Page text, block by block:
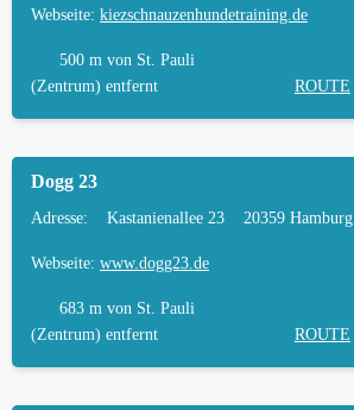
Webseite: kiezschnauzenhundetraining.de
500 m von St. Pauli
(Zentrum) entfernt
ROUTE
Dogg 23
Adresse: Kastanienallee 23 20359 Hamburg
Webseite: www.dogg23.de
683 m von St. Pauli
(Zentrum) entfernt
ROUTE